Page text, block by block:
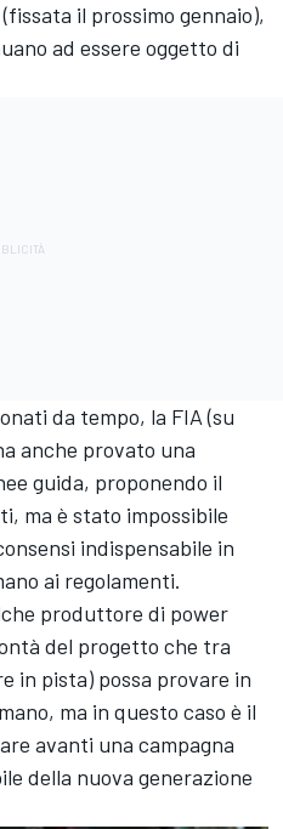
il prossimo gennaio),
ad essere oggetto di
da tempo, la FIA (su
anche provato una
guida, proponendo il
ma è stato impossibile
indispensabile in
ai regolamenti.
produttore di power
del progetto che tra
in pista) possa provare in
ma in questo caso è il
avanti una campagna
della nuova generazione